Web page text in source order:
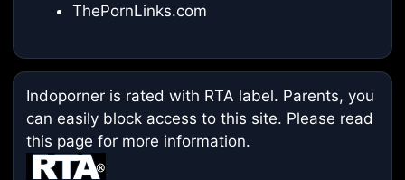
ThePornLinks.com
Indoporner is rated with RTA label. Parents, you
can easily block access to this site. Please read
this page for more information.